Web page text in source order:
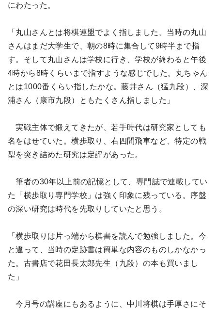
にわたった。
「丸山さんとは将棋連盟でよく指しました。当時の丸山
さんはまだ大学生で、朝の8時に集合して9時半まで指
す。そして丸山さんは学校に行き、学校が終わると午後
4時から8時くらいまで指すような感じでした。丸ちゃん
とは1000番くらい指したかな。藤井さん（猛九段）、深
浦さん（康市九段）ともたくさん指しました」
実戦主体で鍛えてきたが、若手時代は研究家としても
名をはせていた。横歩取り、右四間飛車など、特定の戦
型を突き詰めた研究は定評があった。
筆者の30年以上前の記憶として、専門誌で連載してい
た「横歩取り専門学校」は強く印象に残っている。序盤
の深い研究は時代を先取りしていたと思う。
「横歩取りは片っ端から棋書を読んで勉強しました。今
と違って、当時の定跡書は簡単な内容のものしかなかっ
た。古書店で花田長太郎先生（九段）の本も買いまし
た」
今月号の講座にもあるように、中川将棋は手厚さにそ